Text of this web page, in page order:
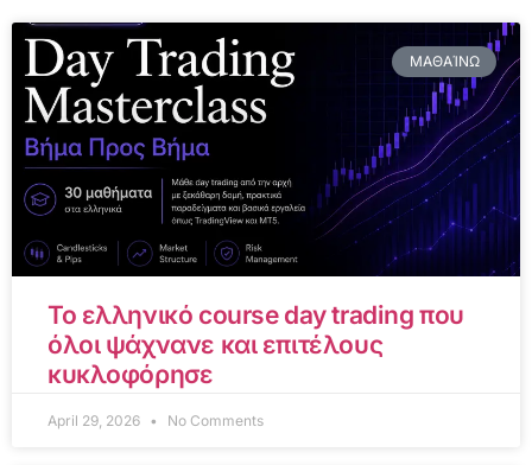
ΜΑΘΑΊΝΩ
Το ελληνικό course day trading που
όλοι ψάχνανε και επιτέλους
κυκλοφόρησε
April 29, 2026 No Comments